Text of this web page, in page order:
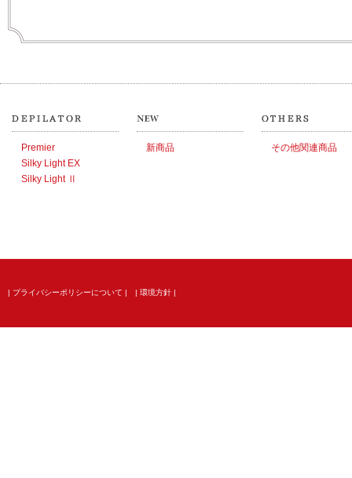
Premier
Silky Light EX
Silky Light Ⅱ
新商品 その他関連商品
| プライバシーポリシーについて | | 環境方針 |